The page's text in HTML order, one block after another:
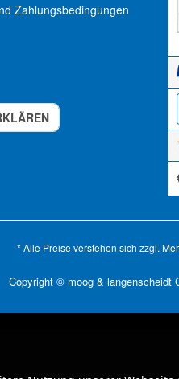
Zahlungsbedingungen
* Alle Preise verstehen sich zzgl.
Copyright © moog & langenscheidt